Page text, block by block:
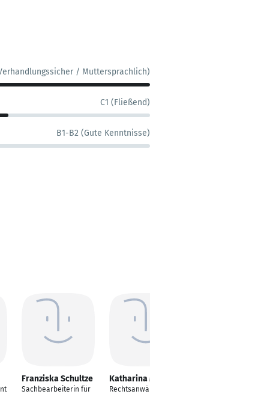
/ Muttersprachlich)
C1 (Fließend)
B1-B2 (Gute Kenntnisse)
Franziska Schultze
Sachbearbeiterin für
Katharina Müller
Rechtsanwältin